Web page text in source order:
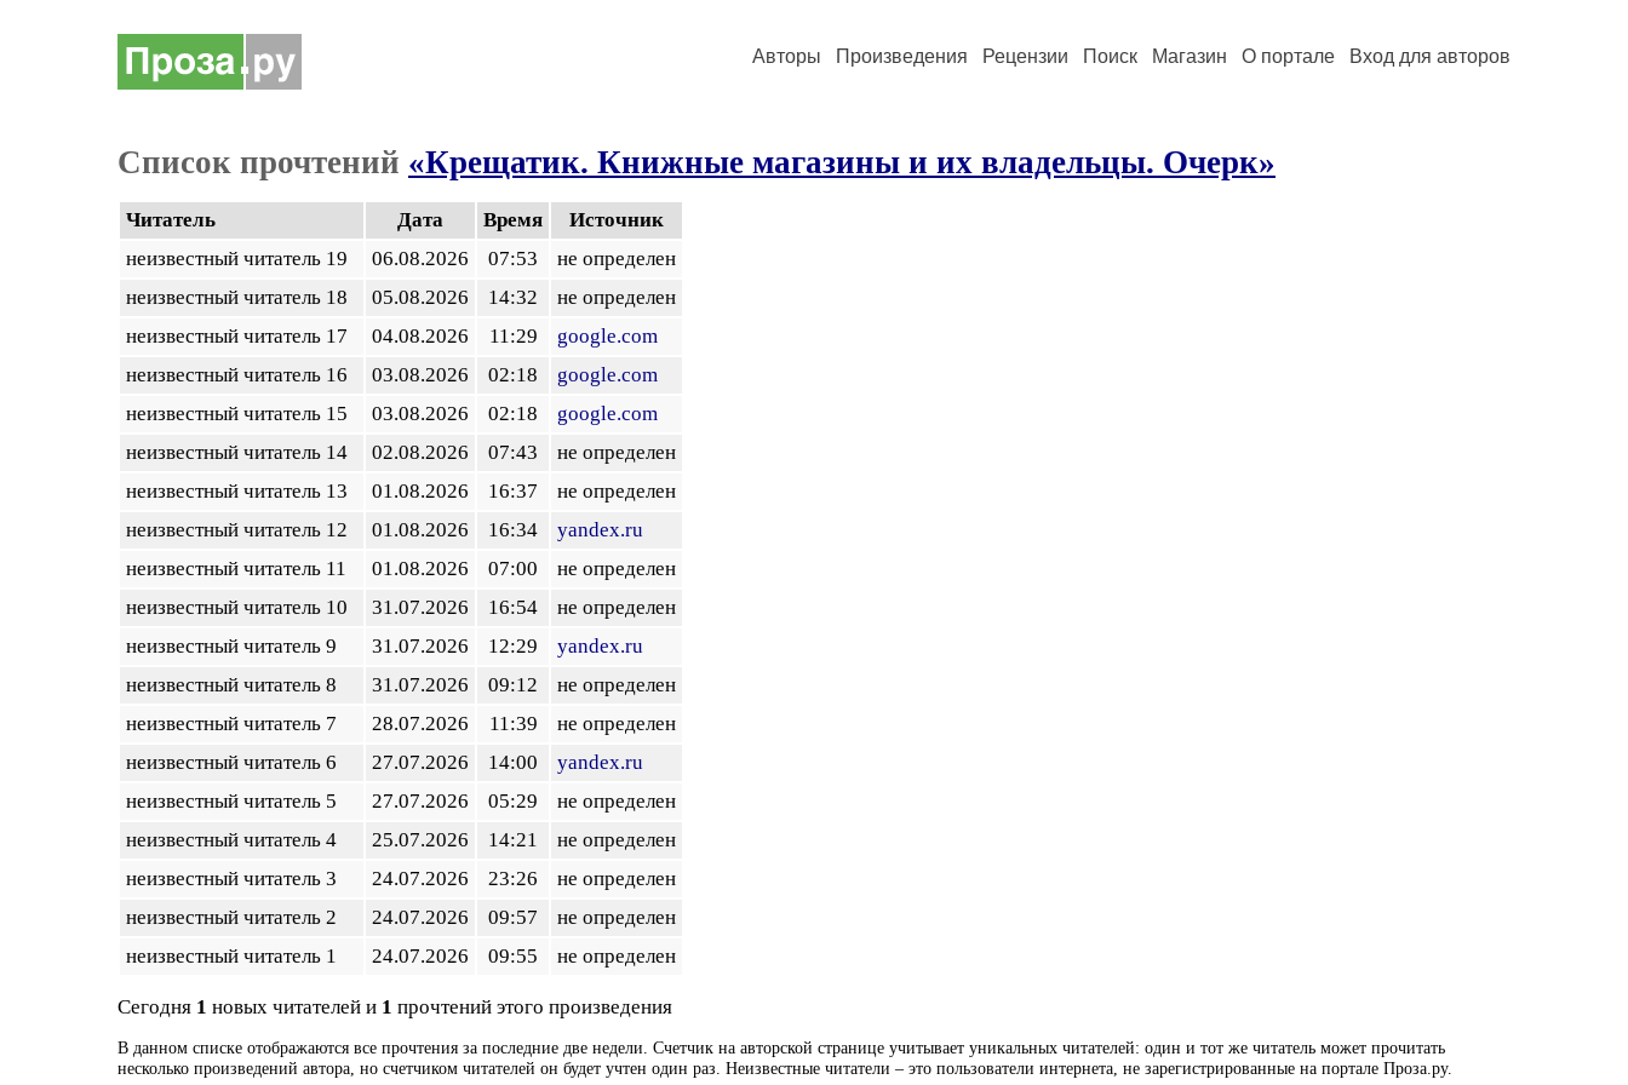
Авторы Произведения Рецензии Поиск Магазин О портале Вход для авторов
Список прочтений «Крещатик. Книжные магазины и их владельцы. Очерк»
Читатель Дата Время
Источник
неизвестный читатель 19
06.08.2026 07:53
не определен
неизвестный читатель 18
05.08.2026 14:32
не определен
неизвестный читатель 17
04.08.2026 11:29
google.com
неизвестный читатель 16
03.08.2026 02:18
google.com
неизвестный читатель 15
03.08.2026 02:18
google.com
неизвестный читатель 14
02.08.2026 07:43
не определен
неизвестный читатель 13
01.08.2026 16:37
не определен
неизвестный читатель 12
01.08.2026 16:34
yandex.ru
неизвестный читатель 11
01.08.2026 07:00
не определен
неизвестный читатель 10
31.07.2026 16:54
не определен
неизвестный читатель 9
31.07.2026 12:29
yandex.ru
неизвестный читатель 8
31.07.2026 09:12
не определен
неизвестный читатель 7
28.07.2026 11:39
не определен
неизвестный читатель 6
27.07.2026 14:00
yandex.ru
неизвестный читатель 5
27.07.2026 05:29
не определен
неизвестный читатель 4
25.07.2026 14:21
не определен
неизвестный читатель 3
24.07.2026 23:26
не определен
неизвестный читатель 2
24.07.2026 09:57
не определен
неизвестный читатель 1
24.07.2026 09:55 не определен
Сегодня 1 новых читателей и 1 прочтений этого произведения
В данном списке отображаются все прочтения за последние две недели. Счетчик на авторской странице учитывает уникальных читателей: один и тот же читатель может прочитать
несколько произведений автора, но счетчиком читателей он будет учтен один раз. Неизвестные читатели – это пользователи интернета, не зарегистрированные на портале Проза.ру.